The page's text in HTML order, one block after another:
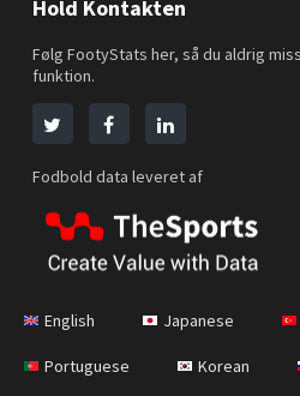
Hold Kontakten
Følg FootyStats her, så du aldrig
funktion.
Fodbold data leveret af
English Japanese
Portuguese Korean